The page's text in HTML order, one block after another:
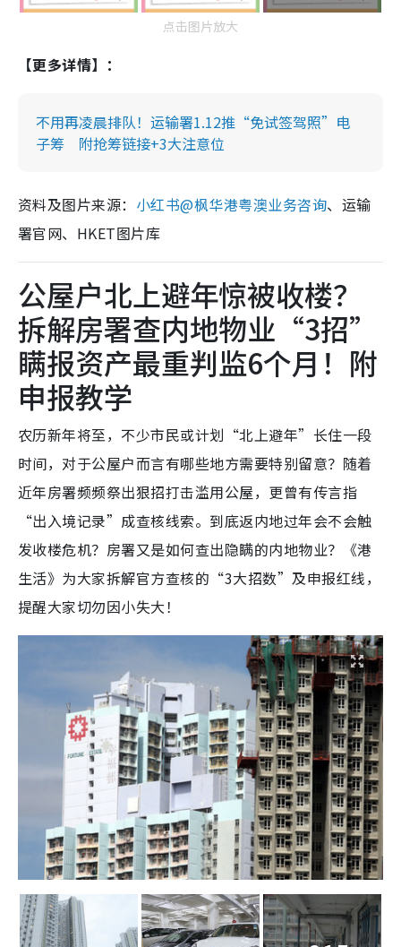
点击图片放大
【更多详情】：
不用再凌晨排队！运输署1.12推“免试签驾照”电
子筹 附抢筹链接+3大注意位
资料及图片来源： 小红书@枫华港粤澳业务咨询、运输
署官网、HKET图片库
公屋户北上避年惊被收楼？
拆解房署查内地物业“3招”
瞒报资产最重判监6个月！附
申报教学
农历新年将至，不少市民或计划“北上避年”长住一段
时间，对于公屋户而言有哪些地方需要特别留意？随着
近年房署频频祭出狠招打击滥用公屋，更曾有传言指
“出入境记录”成查核线索。到底返内地过年会不会触
发收楼危机？房署又是如何查出隐瞒的内地物业？《港
生活》为大家拆解官方查核的“3大招数”及申报红线，
提醒大家切勿因小失大！